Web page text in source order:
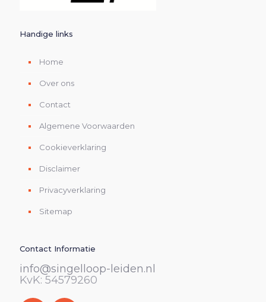
Handige links
Home
Over ons
Contact
Algemene Voorwaarden
Cookieverklaring
Disclaimer
Privacyverklaring
Sitemap
Contact Informatie
info@singelloop-leiden.nl
KvK: 54579260